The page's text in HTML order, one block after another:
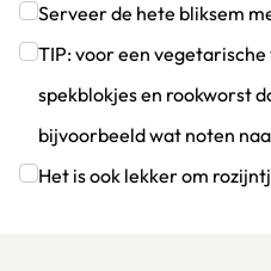
Serveer de hete bliksem
Klik om dit selectievakje
TIP: voor een
spekblokjes en rookworst
bijvoorbeeld wat noten
Klik om dit selectievakje
Het is ook lekker om